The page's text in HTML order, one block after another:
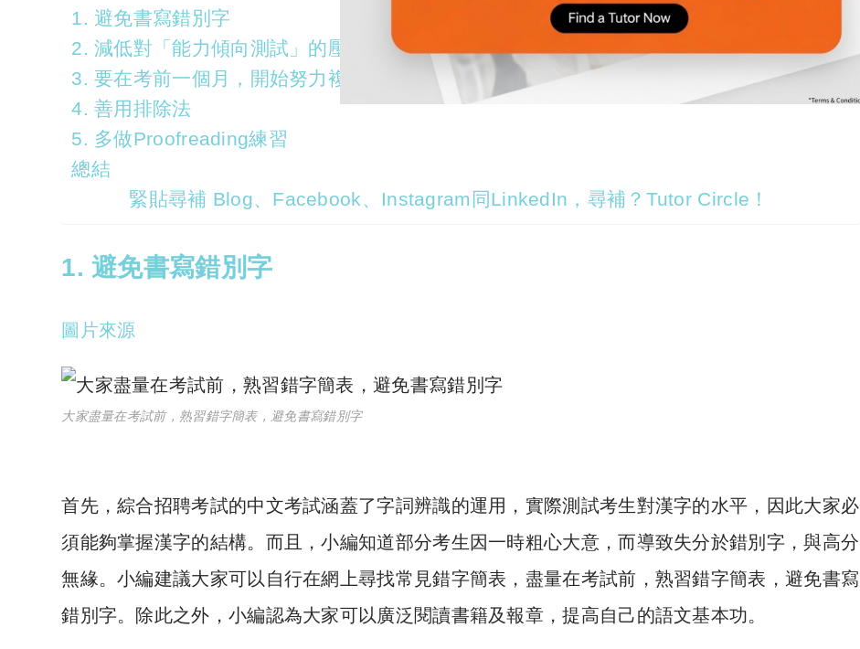
1. 避免書寫錯別字
2. 減低對「能力傾向測試」的壓力
3. 要在考前一個月，開始努力複習
4. 善用排除法
5. 多做Proofreading練習
總結
緊貼尋補 Blog、Facebook、Instagram同LinkedIn，尋補？Tutor Circle！
1. 避免書寫錯別字
圖片來源
大家盡量在考試前，熟習錯字簡表，避免書寫錯別字
首先，綜合招聘考試的中文考試涵蓋了字詞辨識的運用，實際測試考生對漢字的水平，因此大家必
須能夠掌握漢字的結構。而且，小編知道部分考生因一時粗心大意，而導致失分於錯別字，與高分
無緣。小編建議大家可以自行在網上尋找常見錯字簡表，盡量在考試前，熟習錯字簡表，避免書寫
錯別字。除此之外，小編認為大家可以廣泛閱讀書籍及報章，提高自己的語文基本功。